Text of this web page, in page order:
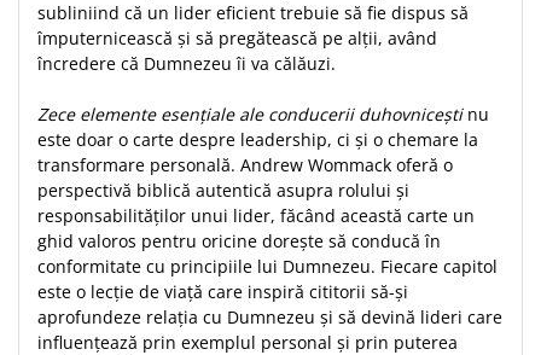
subliniind că un lider eficient trebuie să fie dispus să
împuternicească și să pregătească pe alții, având
încredere că Dumnezeu îi va călăuzi.
Zece elemente esențiale ale conducerii duhovniceștinu
este doar o carte despre leadership, ci și o chemare la
transformare personală. Andrew Wommack oferă o
perspectivă biblică autentică asupra rolului și
responsabilităților unui lider, făcând această carte un
ghid valoros pentru oricine dorește să conducă în
conformitate cu principiile lui Dumnezeu. Fiecare capitol
este o lecție de viață care inspiră cititorii să-și
aprofundeze relația cu Dumnezeu și să devină lideri care
influențează prin exemplul personal și prin puterea